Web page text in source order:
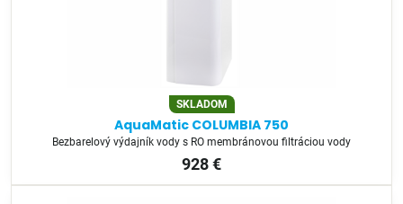
SKLADOM
AquaMatic COLUMBIA 750
Bezbarelový výdajník vody s RO membránovou filtráciou vody
928 €